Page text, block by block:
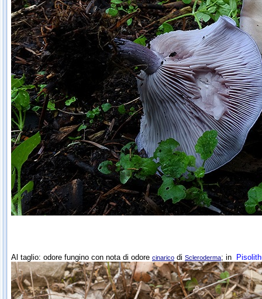
Al taglio: odore fungino con nota di odore cinarico di Scleroderma; in